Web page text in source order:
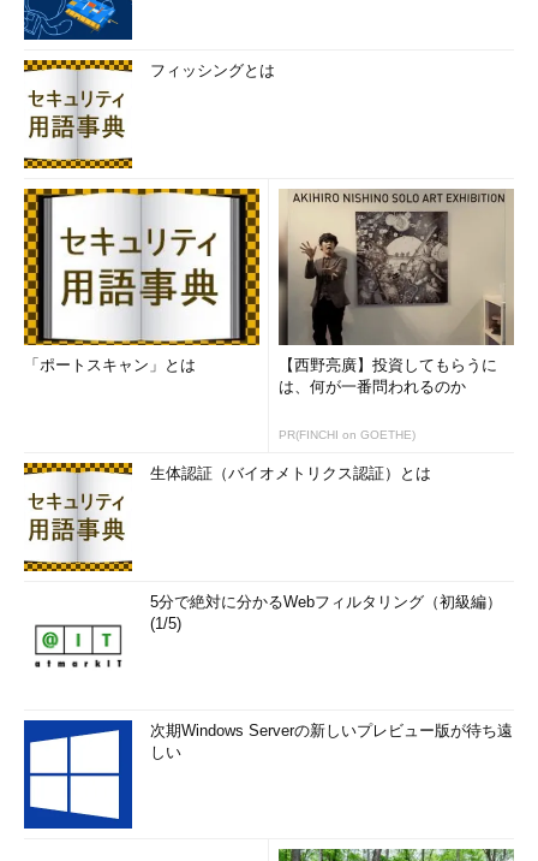
フィッシングとは
「ポートスキャン」とは
【西野亮廣】投資してもらうに
は、何が一番問われるのか
PR(FINCHI on GOETHE)
生体認証（バイオメトリクス認証）とは
5分で絶対に分かるWebフィルタリング（初級編）
(1/5)
次期Windows Serverの新しいプレビュー版が待ち遠
しい